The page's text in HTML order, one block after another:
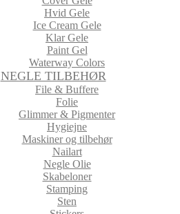
Hvid Gele
Ice Cream Gele
Klar Gele
Paint Gel
Waterway Colors
NEGLE TILBEHØR
File & Buffere
Folie
Glimmer & Pigmenter
Hygiejne
Maskiner og tilbehør
Nailart
Negle Olie
Skabeloner
Stamping
Sten